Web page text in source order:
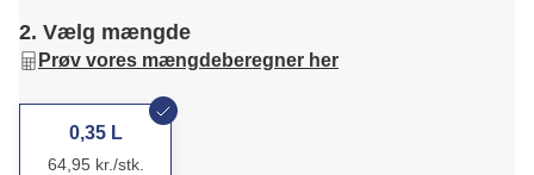
2. Vælg mængde
Prøv vores mængdeberegner her
0,35 L
64,95 kr./stk.